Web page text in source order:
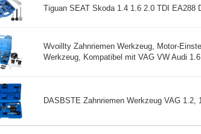
Tiguan SEAT Skoda 1.4 1.6 2.0 TDI EA288
Wvoillty Zahnriemen Werkzeug, Motor-
Werkzeug, Kompatibel mit VAG VW Audi 1.6
DASBSTE Zahnriemen Werkzeug VAG 1.2,